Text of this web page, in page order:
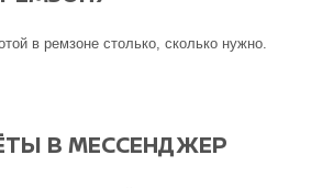
в ремзоне столько, сколько нужно.
В МЕССЕНДЖЕР